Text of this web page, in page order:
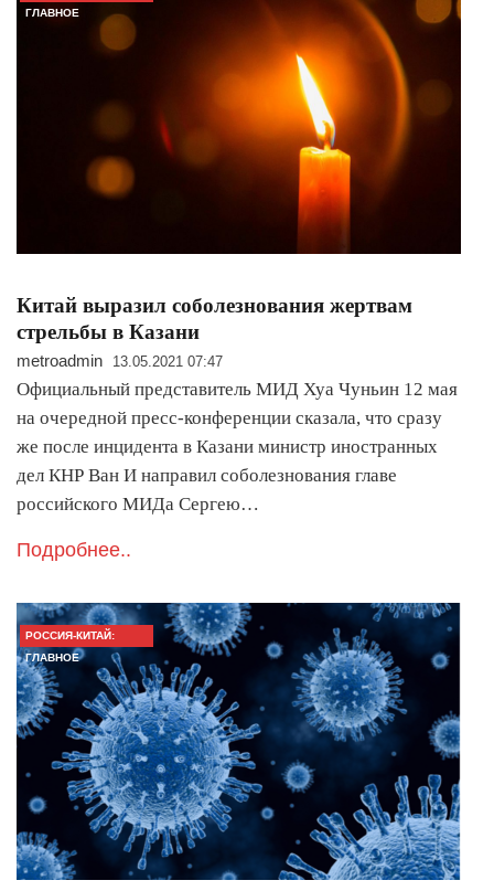
ГЛАВНОЕ
Китай выразил соболезнования жертвам
стрельбы в Казани
metroadmin 13.05.2021 07:47
Официальный представитель МИД Хуа Чуньин 12 мая
на очередной пресс-конференции сказала, что сразу
же после инцидента в Казани министр иностранных
дел КНР Ван И направил соболезнования главе
российского МИДа Сергею…
Подробнее..
РОССИЯ-КИТАЙ:
ГЛАВНОЕ